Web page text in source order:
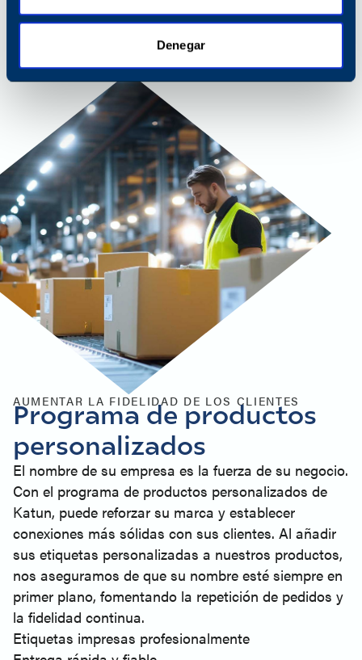
Denegar
AUMENTAR LA FIDELIDAD DE LOS CLIENTES
Programa de productos
personalizados
El nombre de su empresa es la fuerza de su negocio.
Con el programa de productos personalizados de
Katun, puede reforzar su marca y establecer
conexiones más sólidas con sus clientes. Al añadir
sus etiquetas personalizadas a nuestros productos,
nos aseguramos de que su nombre esté siempre en
primer plano, fomentando la repetición de pedidos y
la fidelidad continua.
Etiquetas impresas profesionalmente